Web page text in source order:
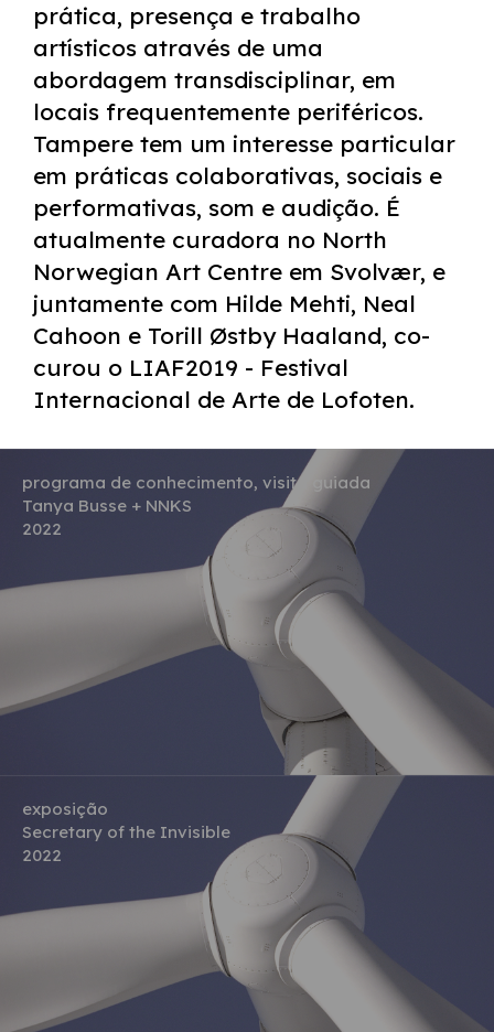
prática, presença e trabalho
artísticos através de uma
abordagem transdisciplinar, em
locais frequentemente periféricos.
Tampere tem um interesse particular
em práticas colaborativas, sociais e
performativas, som e audição. É
atualmente curadora no North
Norwegian Art Centre em Svolvær, e
juntamente com Hilde Mehti, Neal
Cahoon e Torill Østby Haaland, co-
curou o LIAF2019 - Festival
Internacional de Arte de Lofoten.
programa de conhecimento, visita guiada
Tanya Busse + NNKS
2022
exposição
Secretary of the Invisible
2022